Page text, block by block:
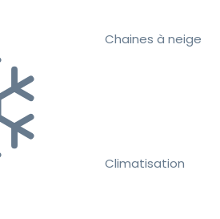
Chaines à neige
Climatisation